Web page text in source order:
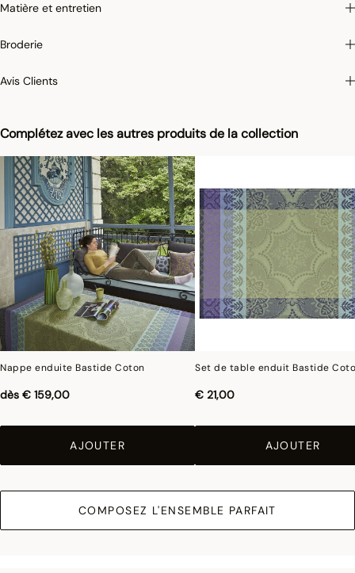
Complétez avec les autres produits de la collection
Nappe enduite Bastide Coton
dès € 159,00
AJOUTER
Set de table enduit Bastide
€ 21,00
AJOUTER
COMPOSEZ L'ENSEMBLE PARFAIT
Matière et entretien
Broderie
Avis Clients